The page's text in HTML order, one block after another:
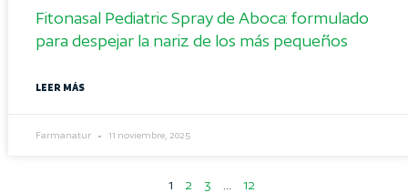
Fitonasal Pediatric Spray de Aboca: formulado
para despejar la nariz de los más pequeños
LEER MÁS
Farmanatur 11 noviembre, 2025
1 2 3 12